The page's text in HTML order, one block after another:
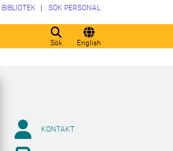
Sök English
BIBLIOTEK SÖK PERSONAL
KONTAKT